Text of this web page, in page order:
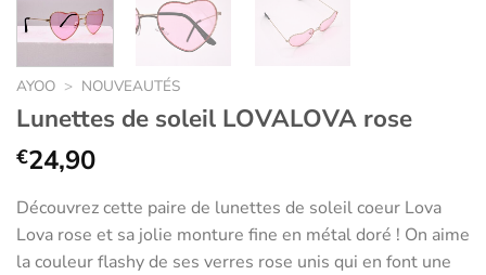
AYOO > NOUVEAUTÉS
Lunettes de soleil LOVALOVA rose
€24,90
Découvrez cette paire de lunettes de soleil coeur Lova
Lova rose et sa jolie monture fine en métal doré ! On aime
la couleur flashy de ses verres rose unis qui en font une